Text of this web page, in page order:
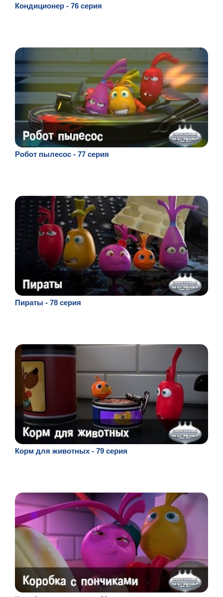
Кондиционер - 76 серия
Робот пылесос - 77 серия
Пираты - 78 серия
Корм для животных - 79 серия